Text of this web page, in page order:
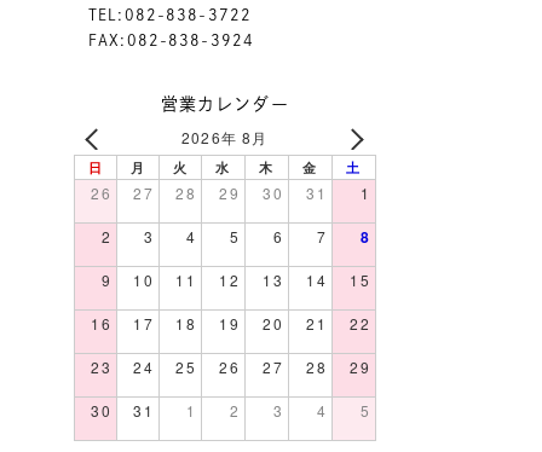
TEL:082-838-3722
FAX:082-838-3924
営業カレンダー
2026年 8月
日 月 火 水 木 金 土
26 27 28 29 30 31 1
2 3 4 5 6 7 8
9 10 11 12 13 14 15
16 17 18 19 20 21 22
23 24 25 26 27 28 29
30 31 1 2 3 4 5